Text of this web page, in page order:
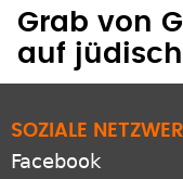
Grab von
auf
SOZIALE
Facebook